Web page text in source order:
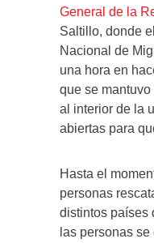
General de la
Saltillo, donde
Nacional de
una hora en
que se
al interior de la
abiertas para
Hasta el
personas
distintos países
las personas